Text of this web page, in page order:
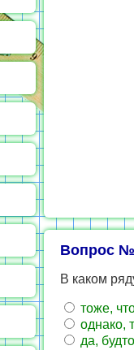
Вопрос
В каком
тоже,
однако,
да,